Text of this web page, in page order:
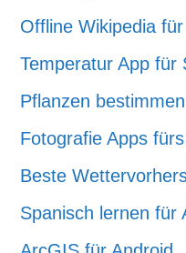
Offline Wikipedia für
Temperatur App für
Pflanzen
Fotografie Apps
Beste
Spanisch lernen für